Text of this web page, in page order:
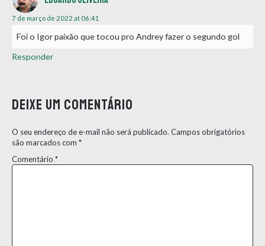
7 de março de 2022 at 06:41
Foi o Igor paixão que tocou pro Andrey fazer o segundo gol
Responder
Deixe um comentário
O seu endereço de e-mail não será publicado. Campos obrigatórios
são marcados com *
Comentário *